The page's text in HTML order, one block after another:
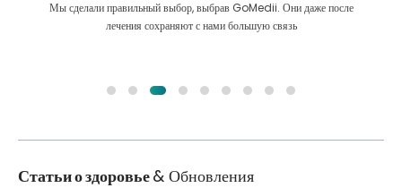
Мы сделали правильный выбор, выбрав GoMedii. Они даже после
лечения сохраняют с нами большую связь
Статьи о здоровье& Обновления